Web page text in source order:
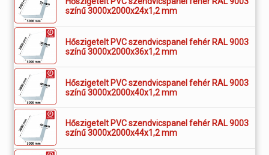
színű 3000x2000x24x1,2 mm
Hőszigetelt PVC szendvicspanel fehér RAL 9003
színű 3000x2000x36x1,2 mm
Hőszigetelt PVC szendvicspanel fehér RAL 9003
színű 3000x2000x40x1,2 mm
Hőszigetelt PVC szendvicspanel fehér RAL 9003
színű 3000x2000x44x1,2 mm